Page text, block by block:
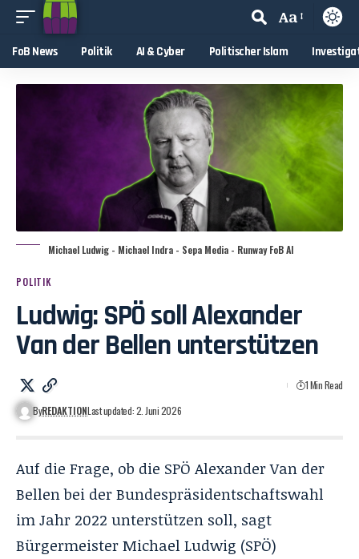
Aa
FoB News Politik AI & Cyber Politischer Islam
Michael Ludwig - Michael Indra - Sepa Media - Runway FoB AI
POLITIK
Ludwig: SPÖ soll Alexander
Van der Bellen unterstützen
ByREDAKTIONLast updated: 2. Juni 2026
1 Min Read
Auf die Frage, ob die SPÖ Alexander Van der
Bellen bei der Bundespräsidentschaftswahl
im Jahr 2022 unterstützen soll, sagt
Bürgermeister Michael Ludwig (SPÖ)